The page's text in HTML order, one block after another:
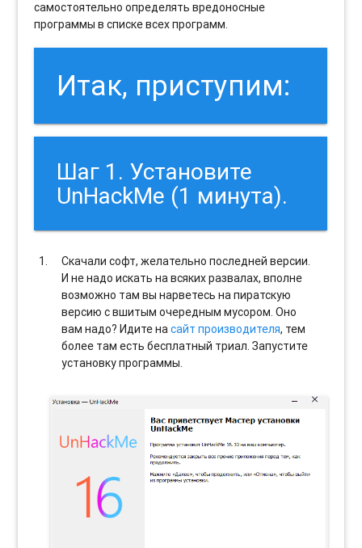
самостоятельно определять вредоносные
программы в списке всех программ.
Итак, приступим:
Шаг 1. Установите
UnHackMe (1 минута).
Скачали софт, желательно последней версии.
И не надо искать на всяких развалах, вполне
возможно там вы нарветесь на пиратскую
версию с вшитым очередным мусором. Оно
вам надо? Идите насайт производителя, тем
более там есть бесплатный триал. Запустите
установку программы.